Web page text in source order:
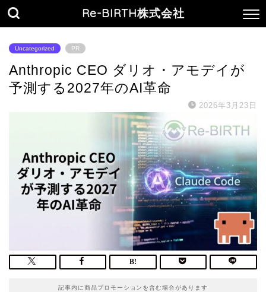
Re-BIRTH株式会社
Uncategorized PR
Anthropic CEO ダリオ・アモデイが
予測する2027年のAI革命
2026年3月23日
記事内に商品プロモーションを含む場合があります